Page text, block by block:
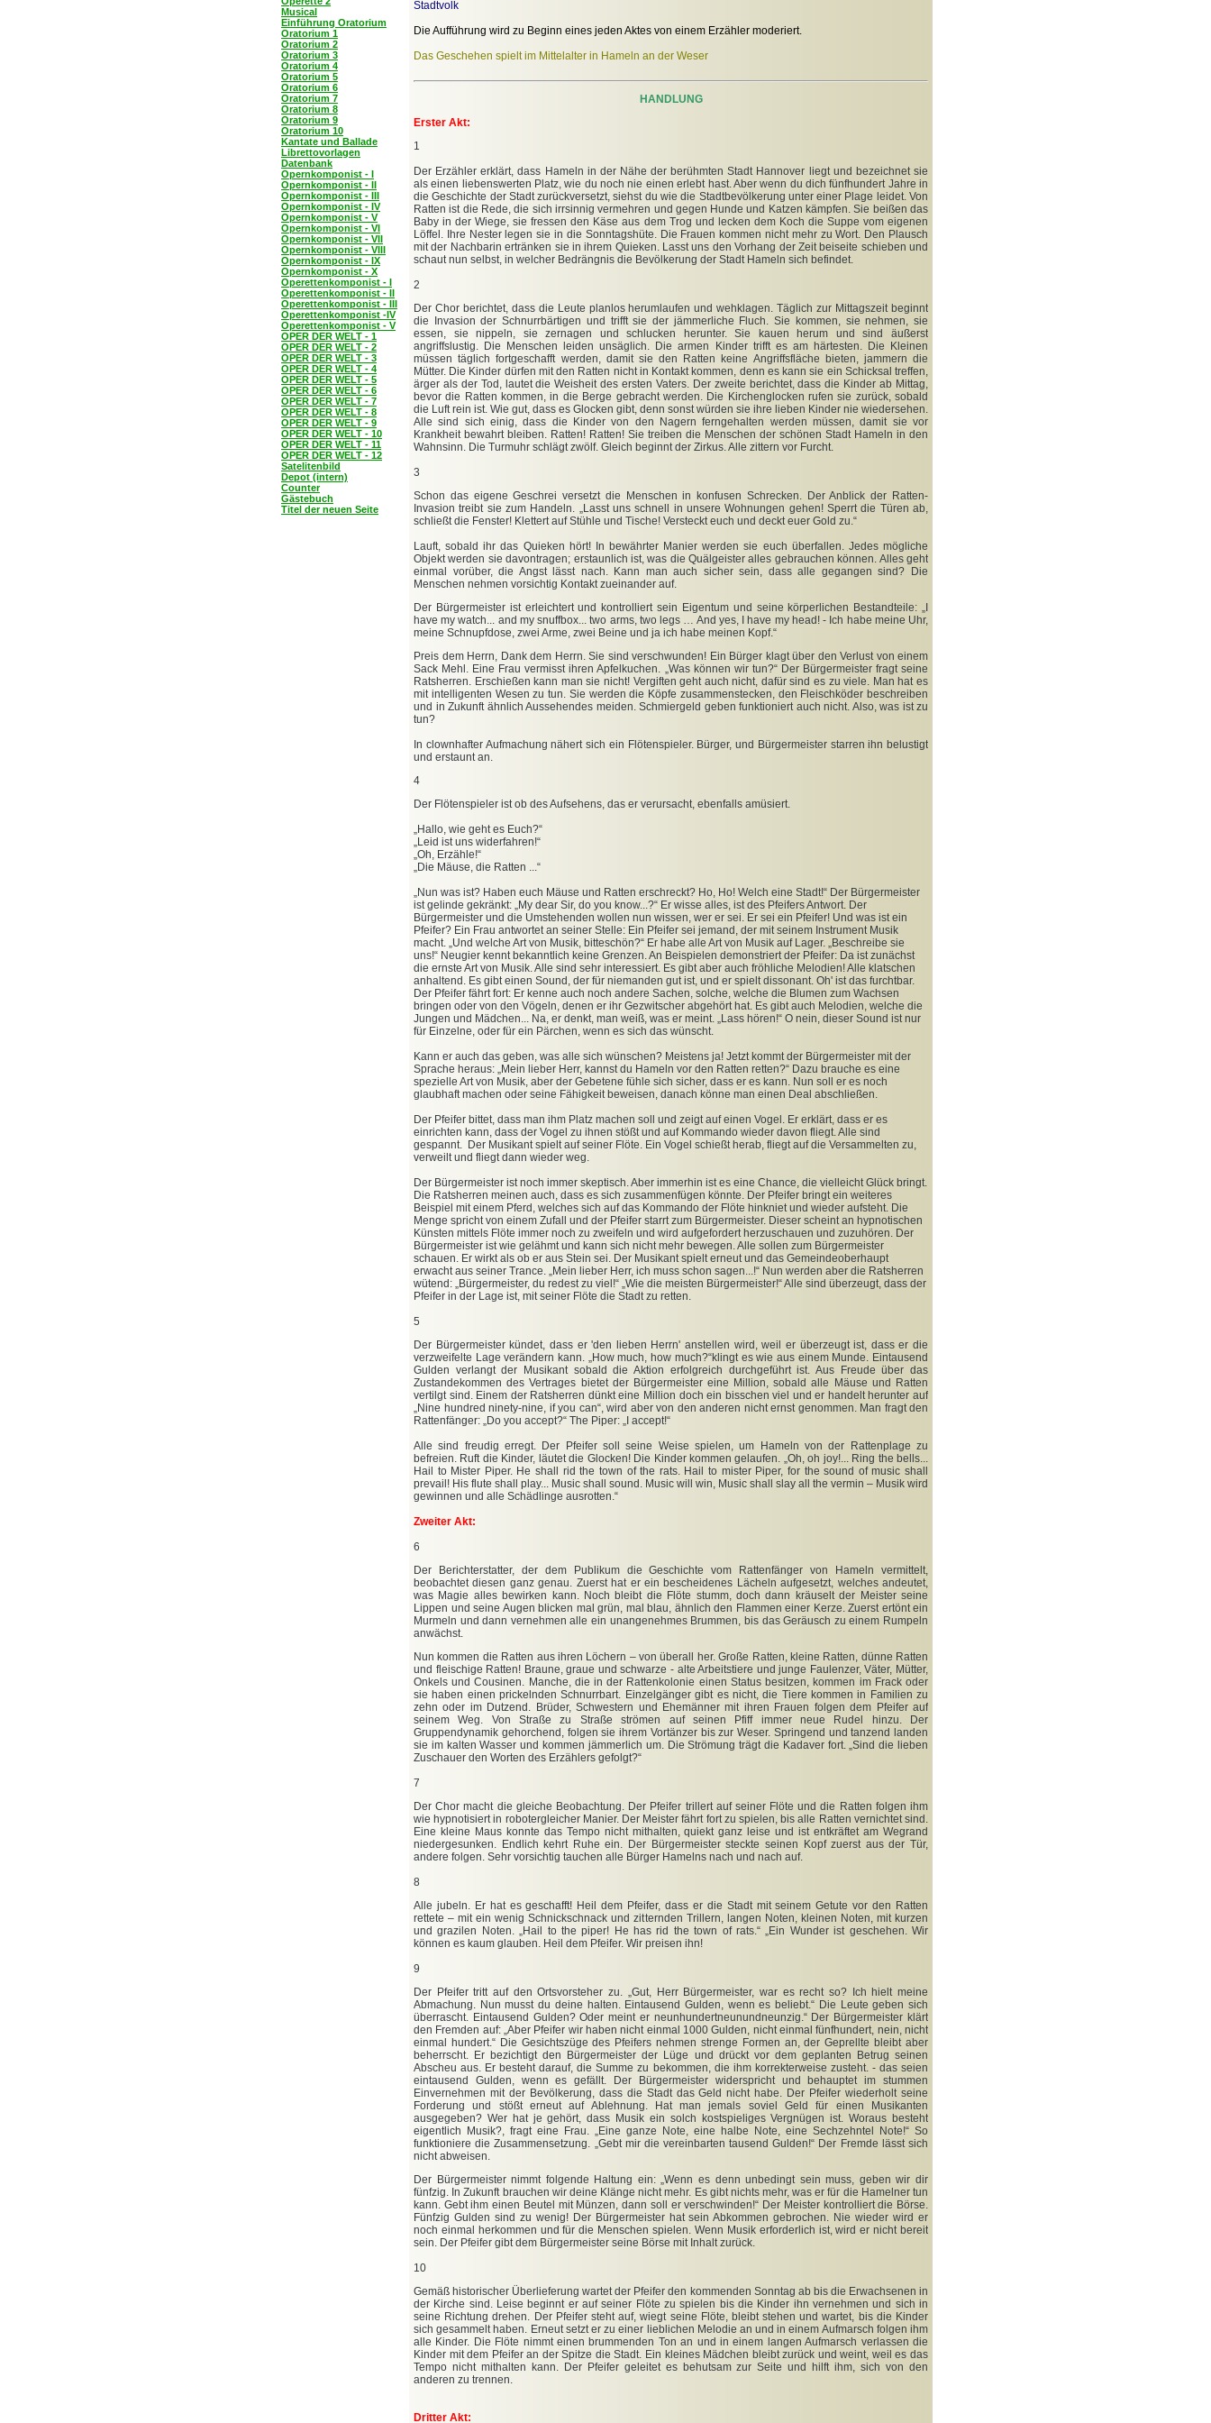
Musical
Einführung Oratorium
Oratorium 1
Oratorium 2
Oratorium 3
Oratorium 4
Oratorium 5
Oratorium 6
Oratorium 7
Oratorium 8
Oratorium 9
Oratorium 10
Kantate und Ballade
Librettovorlagen
Datenbank
Opernkomponist - I
Opernkomponist - II
Opernkomponist - III
Opernkomponist - IV
Opernkomponist - V
Opernkomponist - VI
Opernkomponist - VII
Opernkomponist - VIII
Opernkomponist - IX
Opernkomponist - X
Operettenkomponist - I
Operettenkomponist - II
Operettenkomponist - III
Operettenkomponist -IV
Operettenkomponist - V
OPER DER WELT - 1
OPER DER WELT - 2
OPER DER WELT - 3
OPER DER WELT - 4
OPER DER WELT - 5
OPER DER WELT - 6
OPER DER WELT - 7
OPER DER WELT - 8
OPER DER WELT - 9
OPER DER WELT - 10
OPER DER WELT - 11
OPER DER WELT - 12
Satelitenbild
Depot (intern)
Counter
Gästebuch
Titel der neuen Seite
Stadtvolk
Die Aufführung wird zu Beginn eines jeden Aktes von einem Erzähler moderiert.
Das Geschehen spielt im Mittelalter in Hameln an der Weser
HANDLUNG
Erster Akt:
1
Der Erzähler erklärt, dass Hameln in der Nähe der berühmten Stadt Hannover liegt und bezeichnet sie
als einen liebenswerten Platz, wie du noch nie einen erlebt hast. Aber wenn du dich fünfhundert Jahre in
die Geschichte der Stadt zurückversetzt, siehst du wie die Stadtbevölkerung unter einer Plage leidet. Von
Ratten ist die Rede, die sich irrsinnig vermehren und gegen Hunde und Katzen kämpfen. Sie beißen das
Baby in der Wiege, sie fressen den Käse aus dem Trog und lecken dem Koch die Suppe vom eigenen
Löffel. Ihre Nester legen sie in die Sonntagshüte. Die Frauen kommen nicht mehr zu Wort. Den Plausch
mit der Nachbarin ertränken sie in ihrem Quieken. Lasst uns den Vorhang der Zeit beiseite schieben und
schaut nun selbst, in welcher Bedrängnis die Bevölkerung der Stadt Hameln sich befindet.
2
Der Chor berichtet, dass die Leute planlos herumlaufen und wehklagen. Täglich zur Mittagszeit beginnt
die Invasion der Schnurrbärtigen und trifft sie der jämmerliche Fluch. Sie kommen, sie nehmen, sie
essen, sie nippeln, sie zernagen und schlucken herunter. Sie kauen herum und sind äußerst
angriffslustig. Die Menschen leiden unsäglich. Die armen Kinder trifft es am härtesten. Die Kleinen
müssen täglich fortgeschafft werden, damit sie den Ratten keine Angriffsfläche bieten, jammern die
Mütter. Die Kinder dürfen mit den Ratten nicht in Kontakt kommen, denn es kann sie ein Schicksal treffen,
ärger als der Tod, lautet die Weisheit des ersten Vaters. Der zweite berichtet, dass die Kinder ab Mittag,
bevor die Ratten kommen, in die Berge gebracht werden. Die Kirchenglocken rufen sie zurück, sobald
die Luft rein ist. Wie gut, dass es Glocken gibt, denn sonst würden sie ihre lieben Kinder nie wiedersehen.
Alle sind sich einig, dass die Kinder von den Nagern ferngehalten werden müssen, damit sie vor
Krankheit bewahrt bleiben. Ratten! Ratten! Sie treiben die Menschen der schönen Stadt Hameln in den
Wahnsinn. Die Turmuhr schlägt zwölf. Gleich beginnt der Zirkus. Alle zittern vor Furcht.
3
Schon das eigene Geschrei versetzt die Menschen in konfusen Schrecken. Der Anblick der Ratten-
Invasion treibt sie zum Handeln. „Lasst uns schnell in unsere Wohnungen gehen! Sperrt die Türen ab,
schließt die Fenster! Klettert auf Stühle und Tische! Versteckt euch und deckt euer Gold zu.“
Lauft, sobald ihr das Quieken hört! In bewährter Manier werden sie euch überfallen. Jedes mögliche
Objekt werden sie davontragen; erstaunlich ist, was die Quälgeister alles gebrauchen können. Alles geht
einmal vorüber, die Angst lässt nach. Kann man auch sicher sein, dass alle gegangen sind? Die
Menschen nehmen vorsichtig Kontakt zueinander auf.
Der Bürgermeister ist erleichtert und kontrolliert sein Eigentum und seine körperlichen Bestandteile: „I
have my watch... and my snuffbox... two arms, two legs … And yes, I have my head! - Ich habe meine Uhr,
meine Schnupfdose, zwei Arme, zwei Beine und ja ich habe meinen Kopf.“
Preis dem Herrn, Dank dem Herrn. Sie sind verschwunden! Ein Bürger klagt über den Verlust von einem
Sack Mehl. Eine Frau vermisst ihren Apfelkuchen. „Was können wir tun?“ Der Bürgermeister fragt seine
Ratsherren. Erschießen kann man sie nicht! Vergiften geht auch nicht, dafür sind es zu viele. Man hat es
mit intelligenten Wesen zu tun. Sie werden die Köpfe zusammenstecken, den Fleischköder beschreiben
und in Zukunft ähnlich Aussehendes meiden. Schmiergeld geben funktioniert auch nicht. Also, was ist zu
tun?
In clownhafter Aufmachung nähert sich ein Flötenspieler. Bürger, und Bürgermeister starren ihn belustigt
und erstaunt an.
4
Der Flötenspieler ist ob des Aufsehens, das er verursacht, ebenfalls amüsiert.
„Hallo, wie geht es Euch?“
„Leid ist uns widerfahren!“
„Oh, Erzähle!“
„Die Mäuse, die Ratten ...“
„Nun was ist? Haben euch Mäuse und Ratten erschreckt? Ho, Ho! Welch eine Stadt!“ Der Bürgermeister
ist gelinde gekränkt: „My dear Sir, do you know...?“ Er wisse alles, ist des Pfeifers Antwort. Der
Bürgermeister und die Umstehenden wollen nun wissen, wer er sei. Er sei ein Pfeifer! Und was ist ein
Pfeifer? Ein Frau antwortet an seiner Stelle: Ein Pfeifer sei jemand, der mit seinem Instrument Musik
macht. „Und welche Art von Musik, bitteschön?“ Er habe alle Art von Musik auf Lager. „Beschreibe sie
uns!“ Neugier kennt bekanntlich keine Grenzen. An Beispielen demonstriert der Pfeifer: Da ist zunächst
die ernste Art von Musik. Alle sind sehr interessiert. Es gibt aber auch fröhliche Melodien! Alle klatschen
anhaltend. Es gibt einen Sound, der für niemanden gut ist, und er spielt dissonant. Oh' ist das furchtbar.
Der Pfeifer fährt fort: Er kenne auch noch andere Sachen, solche, welche die Blumen zum Wachsen
bringen oder von den Vögeln, denen er ihr Gezwitscher abgehört hat. Es gibt auch Melodien, welche die
Jungen und Mädchen... Na, er denkt, man weiß, was er meint. „Lass hören!“ O nein, dieser Sound ist nur
für Einzelne, oder für ein Pärchen, wenn es sich das wünscht.
Kann er auch das geben, was alle sich wünschen? Meistens ja! Jetzt kommt der Bürgermeister mit der
Sprache heraus: „Mein lieber Herr, kannst du Hameln vor den Ratten retten?“ Dazu brauche es eine
spezielle Art von Musik, aber der Gebetene fühle sich sicher, dass er es kann. Nun soll er es noch
glaubhaft machen oder seine Fähigkeit beweisen, danach könne man einen Deal abschließen.
Der Pfeifer bittet, dass man ihm Platz machen soll und zeigt auf einen Vogel. Er erklärt, dass er es
einrichten kann, dass der Vogel zu ihnen stößt und auf Kommando wieder davon fliegt. Alle sind
gespannt. Der Musikant spielt auf seiner Flöte. Ein Vogel schießt herab, fliegt auf die Versammelten zu,
verweilt und fliegt dann wieder weg.
Der Bürgermeister ist noch immer skeptisch. Aber immerhin ist es eine Chance, die vielleicht Glück bringt.
Die Ratsherren meinen auch, dass es sich zusammenfügen könnte. Der Pfeifer bringt ein weiteres
Beispiel mit einem Pferd, welches sich auf das Kommando der Flöte hinkniet und wieder aufsteht. Die
Menge spricht von einem Zufall und der Pfeifer starrt zum Bürgermeister. Dieser scheint an hypnotischen
Künsten mittels Flöte immer noch zu zweifeln und wird aufgefordert herzuschauen und zuzuhören. Der
Bürgermeister ist wie gelähmt und kann sich nicht mehr bewegen. Alle sollen zum Bürgermeister
schauen. Er wirkt als ob er aus Stein sei. Der Musikant spielt erneut und das Gemeindeoberhaupt
erwacht aus seiner Trance. „Mein lieber Herr, ich muss schon sagen...!“ Nun werden aber die Ratsherren
wütend: „Bürgermeister, du redest zu viel!“ „Wie die meisten Bürgermeister!“ Alle sind überzeugt, dass der
Pfeifer in der Lage ist, mit seiner Flöte die Stadt zu retten.
5
Der Bürgermeister kündet, dass er 'den lieben Herrn' anstellen wird, weil er überzeugt ist, dass er die
verzweifelte Lage verändern kann. „How much, how much?“klingt es wie aus einem Munde. Eintausend
Gulden verlangt der Musikant sobald die Aktion erfolgreich durchgeführt ist. Aus Freude über das
Zustandekommen des Vertrages bietet der Bürgermeister eine Million, sobald alle Mäuse und Ratten
vertilgt sind. Einem der Ratsherren dünkt eine Million doch ein bisschen viel und er handelt herunter auf
„Nine hundred ninety-nine, if you can“, wird aber von den anderen nicht ernst genommen. Man fragt den
Rattenfänger: „Do you accept?“ The Piper: „I accept!“
Alle sind freudig erregt. Der Pfeifer soll seine Weise spielen, um Hameln von der Rattenplage zu
befreien. Ruft die Kinder, läutet die Glocken! Die Kinder kommen gelaufen. „Oh, oh joy!... Ring the bells...
Hail to Mister Piper. He shall rid the town of the rats. Hail to mister Piper, for the sound of music shall
prevail! His flute shall play... Music shall sound. Music will win, Music shall slay all the vermin – Musik wird
gewinnen und alle Schädlinge ausrotten.“
Zweiter Akt:
6
Der Berichterstatter, der dem Publikum die Geschichte vom Rattenfänger von Hameln vermittelt,
beobachtet diesen ganz genau. Zuerst hat er ein bescheidenes Lächeln aufgesetzt, welches andeutet,
was Magie alles bewirken kann. Noch bleibt die Flöte stumm, doch dann kräuselt der Meister seine
Lippen und seine Augen blicken mal grün, mal blau, ähnlich den Flammen einer Kerze. Zuerst ertönt ein
Murmeln und dann vernehmen alle ein unangenehmes Brummen, bis das Geräusch zu einem Rumpeln
anwächst.
Nun kommen die Ratten aus ihren Löchern – von überall her. Große Ratten, kleine Ratten, dünne Ratten
und fleischige Ratten! Braune, graue und schwarze - alte Arbeitstiere und junge Faulenzer, Väter, Mütter,
Onkels und Cousinen. Manche, die in der Rattenkolonie einen Status besitzen, kommen im Frack oder
sie haben einen prickelnden Schnurrbart. Einzelgänger gibt es nicht, die Tiere kommen in Familien zu
zehn oder im Dutzend. Brüder, Schwestern und Ehemänner mit ihren Frauen folgen dem Pfeifer auf
seinem Weg. Von Straße zu Straße strömen auf seinen Pfiff immer neue Rudel hinzu. Der
Gruppendynamik gehorchend, folgen sie ihrem Vortänzer bis zur Weser. Springend und tanzend landen
sie im kalten Wasser und kommen jämmerlich um. Die Strömung trägt die Kadaver fort. „Sind die lieben
Zuschauer den Worten des Erzählers gefolgt?“
7
Der Chor macht die gleiche Beobachtung. Der Pfeifer trillert auf seiner Flöte und die Ratten folgen ihm
wie hypnotisiert in robotergleicher Manier. Der Meister fährt fort zu spielen, bis alle Ratten vernichtet sind.
Eine kleine Maus konnte das Tempo nicht mithalten, quiekt ganz leise und ist entkräftet am Wegrand
niedergesunken. Endlich kehrt Ruhe ein. Der Bürgermeister steckte seinen Kopf zuerst aus der Tür,
andere folgen. Sehr vorsichtig tauchen alle Bürger Hamelns nach und nach auf.
8
Alle jubeln. Er hat es geschafft! Heil dem Pfeifer, dass er die Stadt mit seinem Getute vor den Ratten
rettete – mit ein wenig Schnickschnack und zitternden Trillern, langen Noten, kleinen Noten, mit kurzen
und grazilen Noten. „Hail to the piper! He has rid the town of rats.“ „Ein Wunder ist geschehen. Wir
können es kaum glauben. Heil dem Pfeifer. Wir preisen ihn!
9
Der Pfeifer tritt auf den Ortsvorsteher zu. „Gut, Herr Bürgermeister, war es recht so? Ich hielt meine
Abmachung. Nun musst du deine halten. Eintausend Gulden, wenn es beliebt.“ Die Leute geben sich
überrascht. Eintausend Gulden? Oder meint er neunhundertneunundneunzig.“ Der Bürgermeister klärt
den Fremden auf: „Aber Pfeifer wir haben nicht einmal 1000 Gulden, nicht einmal fünfhundert, nein, nicht
einmal hundert.“ Die Gesichtszüge des Pfeifers nehmen strenge Formen an, der Geprellte bleibt aber
beherrscht. Er bezichtigt den Bürgermeister der Lüge und drückt vor dem geplanten Betrug seinen
Abscheu aus. Er besteht darauf, die Summe zu bekommen, die ihm korrekterweise zusteht. - das seien
eintausend Gulden, wenn es gefällt. Der Bürgermeister widerspricht und behauptet im stummen
Einvernehmen mit der Bevölkerung, dass die Stadt das Geld nicht habe. Der Pfeifer wiederholt seine
Forderung und stößt erneut auf Ablehnung. Hat man jemals soviel Geld für einen Musikanten
ausgegeben? Wer hat je gehört, dass Musik ein solch kostspieliges Vergnügen ist. Woraus besteht
eigentlich Musik?, fragt eine Frau. „Eine ganze Note, eine halbe Note, eine Sechzehntel Note!“ So
funktioniere die Zusammensetzung. „Gebt mir die vereinbarten tausend Gulden!“ Der Fremde lässt sich
nicht abweisen.
Der Bürgermeister nimmt folgende Haltung ein: „Wenn es denn unbedingt sein muss, geben wir dir
fünfzig. In Zukunft brauchen wir deine Klänge nicht mehr. Es gibt nichts mehr, was er für die Hamelner tun
kann. Gebt ihm einen Beutel mit Münzen, dann soll er verschwinden!“ Der Meister kontrolliert die Börse.
Fünfzig Gulden sind zu wenig! Der Bürgermeister hat sein Abkommen gebrochen. Nie wieder wird er
noch einmal herkommen und für die Menschen spielen. Wenn Musik erforderlich ist, wird er nicht bereit
sein. Der Pfeifer gibt dem Bürgermeister seine Börse mit Inhalt zurück.
10
Gemäß historischer Überlieferung wartet der Pfeifer den kommenden Sonntag ab bis die Erwachsenen in
der Kirche sind. Leise beginnt er auf seiner Flöte zu spielen bis die Kinder ihn vernehmen und sich in
seine Richtung drehen. Der Pfeifer steht auf, wiegt seine Flöte, bleibt stehen und wartet, bis die Kinder
sich gesammelt haben. Erneut setzt er zu einer lieblichen Melodie an und in einem Aufmarsch folgen ihm
alle Kinder. Die Flöte nimmt einen brummenden Ton an und in einem langen Aufmarsch verlassen die
Kinder mit dem Pfeifer an der Spitze die Stadt. Ein kleines Mädchen bleibt zurück und weint, weil es das
Tempo nicht mithalten kann. Der Pfeifer geleitet es behutsam zur Seite und hilft ihm, sich von den
anderen zu trennen.
Dritter Akt: